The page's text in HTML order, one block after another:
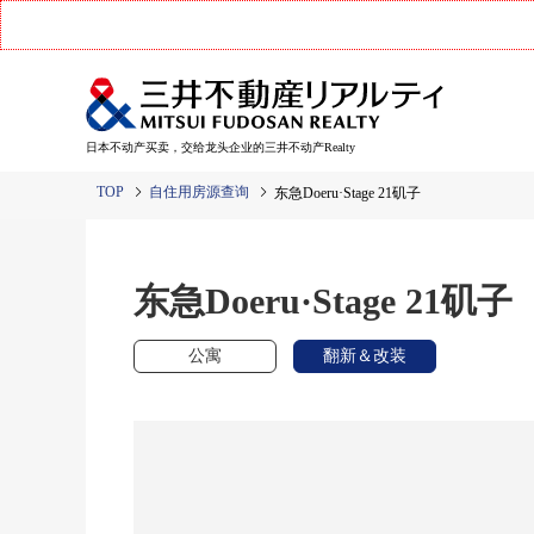
日本不动产买卖，交给龙头企业的三井不动产Realty
TOP 自住用房源查询 东急Doeru·Stage 21矶子
东急Doeru·Stage 21矶子
公寓 翻新＆改装